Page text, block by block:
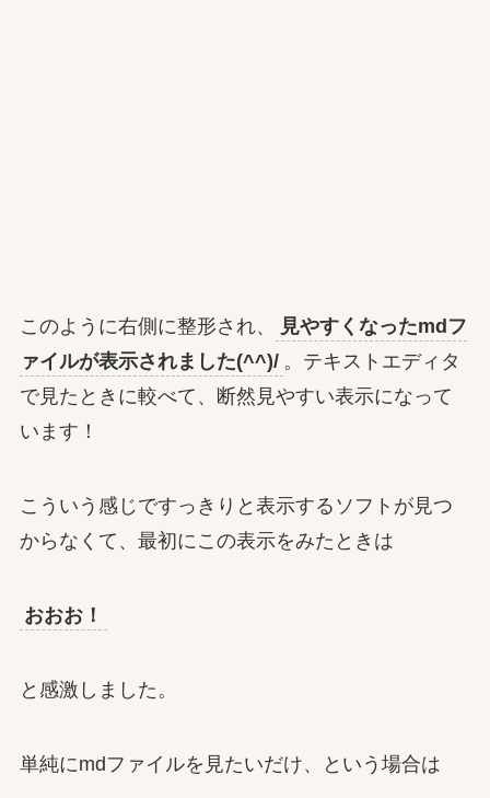
このように右側に整形され、
見やすくなったmdフ
ァイルが表示されました(^^)/ 。テキストエディタ
で見たときに較べて、断然見やすい表示になって
います！
こういう感じですっきりと表示するソフトが見つ
からなくて、最初にこの表示をみたときは
おおお！
と感激しました。
単純にmdファイルを見たいだけ、という場合は